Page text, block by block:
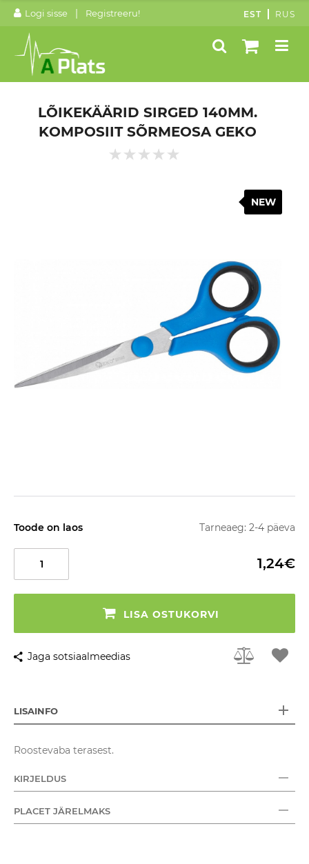
Logi sisse | Registreeru! EST RUS
LÕIKEKÄÄRID SIRGED 140MM.
KOMPOSIIT SÕRMEOSA GEKO
NEW
Toode on laos Tarneaeg: 2-4 päeva
1,24€
LISA OSTUKORVI
Jaga sotsiaalmeedias
LISAINFO
Roostevaba terasest.
KIRJELDUS
PLACET JÄRELMAKS